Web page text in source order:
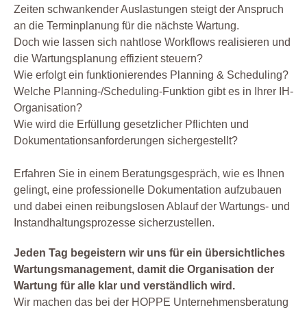
Zeiten schwankender Auslastungen steigt der Anspruch
an die Terminplanung für die nächste Wartung.
Doch wie lassen sich nahtlose Workflows realisieren und
die Wartungsplanung effizient steuern?
Wie erfolgt ein funktionierendes Planning & Scheduling?
Welche Planning-/Scheduling-Funktion gibt es in Ihrer IH-
Organisation?
Wie wird die Erfüllung gesetzlicher Pflichten und
Dokumentationsanforderungen sichergestellt?
Erfahren Sie in einem Beratungsgespräch, wie es Ihnen
gelingt, eine professionelle Dokumentation aufzubauen
und dabei einen reibungslosen Ablauf der Wartungs- und
Instandhaltungsprozesse sicherzustellen.
Jeden Tag begeistern wir uns für ein übersichtliches
Wartungsmanagement, damit die Organisation der
Wartung für alle klar und verständlich wird.
Wir machen das bei der HOPPE Unternehmensberatung